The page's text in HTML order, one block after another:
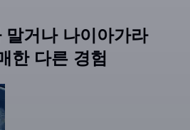
말거나 나이아가라
한 다른 경험